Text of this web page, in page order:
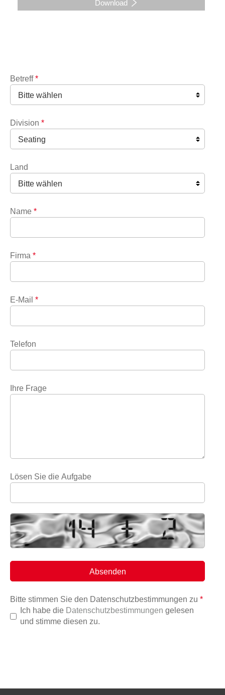
Download
Betreff *
Division *
Land
Name *
Firma *
E-Mail *
Telefon
Ihre Frage
Lösen Sie die Aufgabe
Bitte stimmen Sie den Datenschutzbestimmungen zu *
Ich habe die Datenschutzbestimmungen gelesen
und stimme diesen zu.